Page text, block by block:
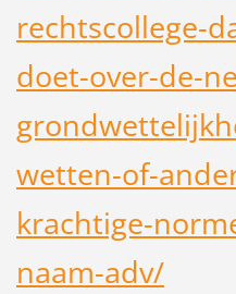
rechtscollege-
doet-over-de-
wetten-of-
krachtige-
naam-adv/